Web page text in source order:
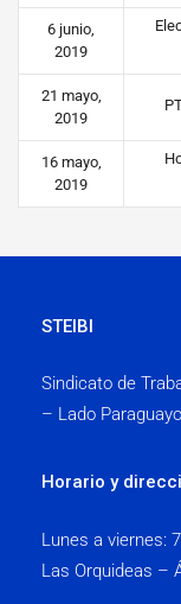
6 junio,
2019
21 mayo,
2019
16 mayo,
2019
STEIBI
Sindicato de
– Lado
Horario y
Lunes a viernes:
Las Orquideas –